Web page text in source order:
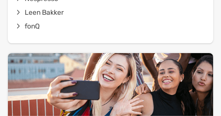
Leen Bakker
fonQ